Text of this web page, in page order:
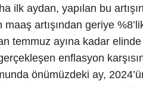
ilk aydan, yapılan bu
artışından geriye
temmuz ayına kadar elinde
enflasyon
önümüzdeki ay,